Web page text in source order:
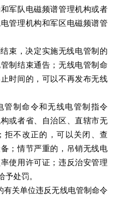
军队电磁频谱管理机构或者
管理机构和军区电磁频谱管
束，决定实施无线电管制的
制结束通告；无线电管制命
时间的，可以不再发布无线
管制命令和无线电管制指令
或者省、自治区、直辖市无
拒不改正的，可以关闭、查
；情节严重的，吊销无线电
使用许可证；违反治安管理
予处罚。
有关单位违反无线电管制命令